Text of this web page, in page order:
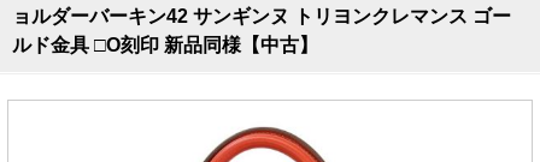
ョルダーバーキン42 サンギンヌ トリヨンクレマンス ゴー
ルド金具 □O刻印 新品同様【中古】